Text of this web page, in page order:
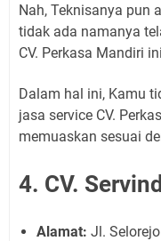
Nah, Teknisanya pun
tidak ada namanya
CV. Perkasa Mandiri
Dalam hal ini, Kamu
jasa service CV.
memuaskan sesuai
4. CV.
Alamat: Jl.